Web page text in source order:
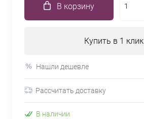
В корзину
Купить в 1 клик
Нашли дешевле
Рассчитать доставку
В наличии